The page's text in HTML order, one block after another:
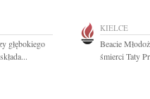
głębokiego
KIELCE
Beacie
śmierci Taty